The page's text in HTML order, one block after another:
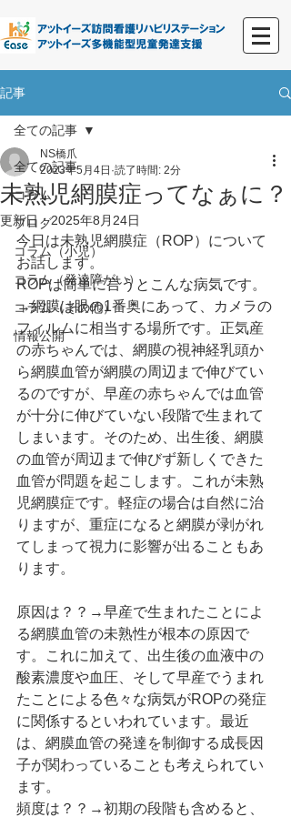
記事
全ての記事
コラム
ブログ
コラム（小児）
コラム（発達障がい）
コラム（その他）
情報公開
全ての記事
未熟児網膜症ってなぁに？
NS橋爪
2023年5月4日 読了時間: 2分
更新日：2025年8月24日
今日は未熟児網膜症（ROP）について
お話します。
ROPは簡単に言うとこんな病気です。
→網膜は眼の1番奥にあって、カメラの
フィルムに相当する場所です。正気産
の赤ちゃんでは、網膜の視神経乳頭か
ら網膜血管が網膜の周辺まで伸びてい
るのですが、早産の赤ちゃんでは血管
が十分に伸びていない段階で生まれて
しまいます。そのため、出生後、網膜
の血管が周辺まで伸びず新しくできた
血管が問題を起こします。これが未熟
児網膜症です。軽症の場合は自然に治
りますが、重症になると網膜が剥がれ
てしまって視力に影響が出ることもあ
ります。
原因は？？→早産で生まれたことによ
る網膜血管の未熟性が根本の原因で
す。これに加えて、出生後の血液中の
酸素濃度や血圧、そして早産でうまれ
たことによる色々な病気がROPの発症
に関係するといわれています。最近
は、網膜血管の発達を制御する成長因
子が関わっていることも考えられてい
ます。
頻度は？？→初期の段階も含めると、